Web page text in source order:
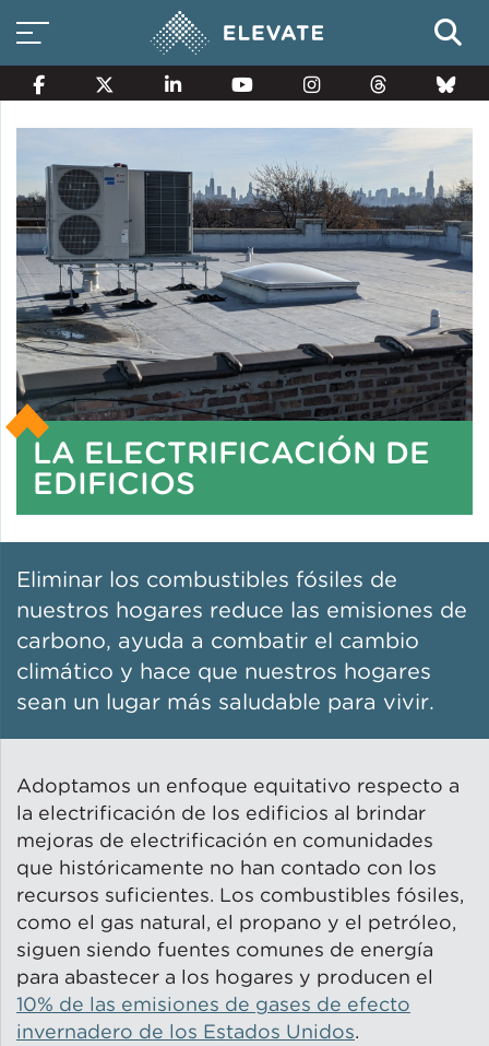
Opciones de energía
inteligente
Ahorros en Propiedades
Multifamiliares Elegibles en
Base al Ingreso
La electrificación de edificios
Servicios de energía solar en
propiedades
Illinois Solar for All
LeadCare Illinois
Control de plagas
Consultoría sobre edificios y
carteras
LA ELECTRIFICACIÓN DE
EDIFICIOS
Eliminar los combustibles fósiles de
nuestros hogares reduce las emisiones de
carbono, ayuda a combatir el cambio
climático y hace que nuestros hogares
sean un lugar más saludable para vivir.
Adoptamos un enfoque equitativo respecto a
la electrificación de los edificios al brindar
mejoras de electrificación en comunidades
que históricamente no han contado con los
recursos suficientes. Los combustibles fósiles,
como el gas natural, el propano y el petróleo,
siguen siendo fuentes comunes de energía
para abastecer a los hogares y producen el
10% de las emisiones de gases de efecto
invernadero de los Estados Unidos.